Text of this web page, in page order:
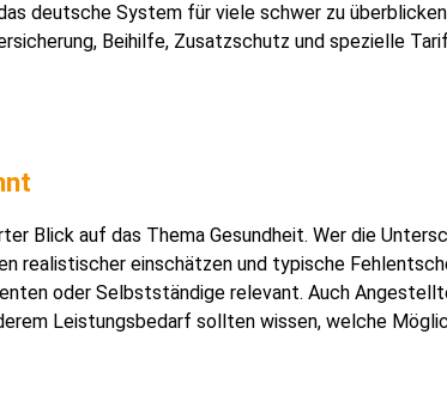
deutsche System für viele schwer zu
Beihilfe, Zusatzschutz und spezielle
Blick auf das Thema Gesundheit. Wer die
realistischer einschätzen und typische
oder Selbstständige relevant. Auch
Leistungsbedarf sollten wissen, welche